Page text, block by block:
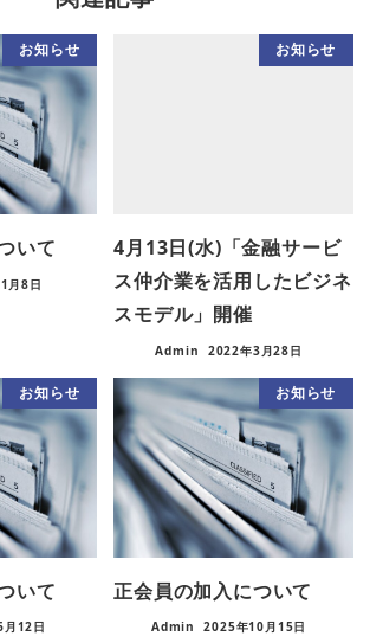
お知らせ
いて
月8日
お知らせ
4月13日(水)「金融サービ
ス仲介業を活用したビジネ
スモデル」開催
Admin 2022年3月28日
お知らせ
いて
12日
お知らせ
正会員の加入について
Admin 2025年10月15日